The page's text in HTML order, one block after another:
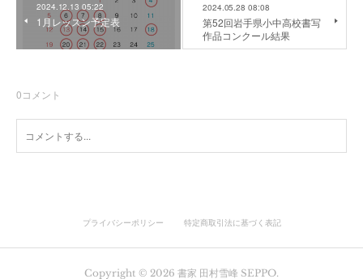
2024.12.13 05:22
1月レッスン予定表
2024.05.28 08:08
第52回岩手県小中高校書写
作品コンクール結果
0コメント
プライバシーポリシー 特定商取引法に基づく表記
Copyright © 2026 書家 田村雪峰 SEPPO.